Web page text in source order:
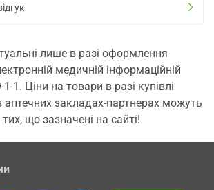
лише в разі оформлення
медичній інформаційній
1. Ціни на товари в разі купівлі
аптечних закладах-партнерах можуть
тих, що зазначені на сайті!